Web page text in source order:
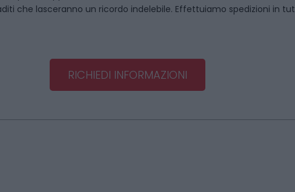
che lasceranno un ricordo indelebile. Effettuiamo spedizioni in
RICHIEDI INFORMAZIONI